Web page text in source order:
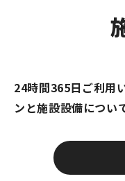
24時間365日ご利用
ンと施設設備につい